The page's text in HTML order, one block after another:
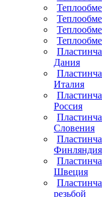
Дания
Италия
Россия
Словения
Финляндия
Швеция
резьбой